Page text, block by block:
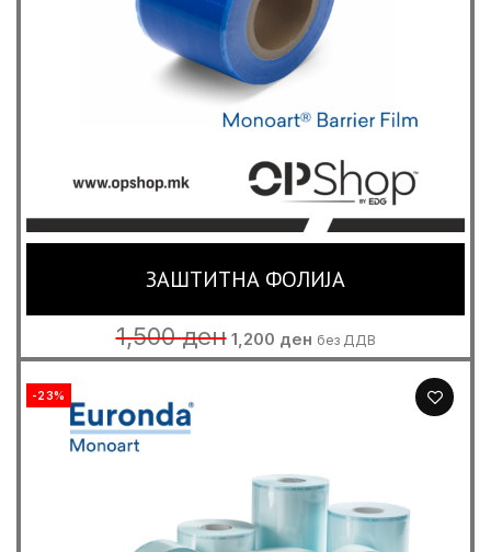
ЗАШТИТНА ФОЛИЈА
1,500ден Original
price
1,200 ден Current
price
без ДДВ
-23%